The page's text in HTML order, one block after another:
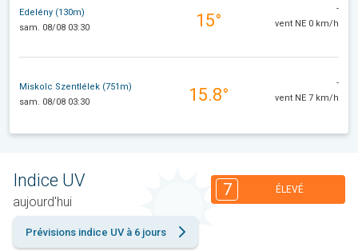
Edelény (130m)
sam. 08/08 03:30
15°
-
vent NE 0 km/h
Miskolc Szentlélek (751m)
sam. 08/08 03:30
15.8°
-
vent NE 7 km/h
Indice UV
aujourd'hui
7 ÉLEVÉ
Prévisions indice UV à 6 jours